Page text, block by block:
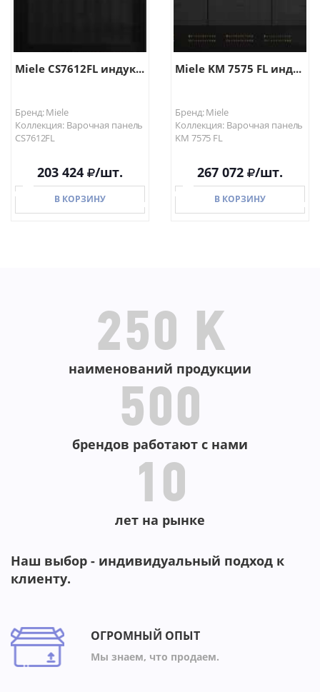
Miele CS7612FL индук...
Бренд: Miele
Коллекция: Варочная панель
CS7612FL
203 424 /шт.
В КОРЗИНУ
Miele KM 7575 FL инд...
Бренд: Miele
Коллекция: Варочная панель
KM 7575 FL
267 072 /шт.
В КОРЗИНУ
250 K
наименований продукции
500
брендов работают с нами
10
лет на рынке
Наш выбор - индивидуальный подход к
клиенту.
ОГРОМНЫЙ ОПЫТ
Мы знаем, что продаем.